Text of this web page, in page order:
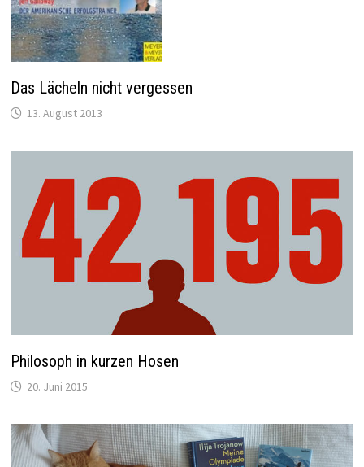
Das Lächeln nicht vergessen
13. August 2013
Philosoph in kurzen Hosen
20. Juni 2015